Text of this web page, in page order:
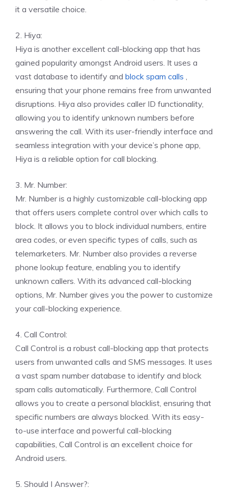
it a versatile choice.
2. Hiya:
Hiya is another excellent call-blocking app that has
gained popularity amongst Android users. It uses a
vast database to identify and block spam calls
ensuring that your phone remains free from unwanted
disruptions. Hiya also provides caller ID functionality,
allowing you to identify unknown numbers before
answering the call. With its user-friendly interface and
seamless integration with your device’s phone app,
Hiya is a reliable option for call blocking.
3. Mr. Number:
Mr. Number is a highly customizable call-blocking app
that offers users complete control over which calls to
block. It allows you to block individual numbers, entire
area codes, or even specific types of calls, such as
telemarketers. Mr. Number also provides a reverse
phone lookup feature, enabling you to identify
unknown callers. With its advanced call-blocking
options, Mr. Number gives you the power to customize
your call-blocking experience.
4. Call Control:
Call Control is a robust call-blocking app that protects
users from unwanted calls and SMS messages. It uses
a vast spam number database to identify and block
spam calls automatically. Furthermore, Call Control
allows you to create a personal blacklist, ensuring that
specific numbers are always blocked. With its easy-
to-use interface and powerful call-blocking
capabilities, Call Control is an excellent choice for
Android users.
5. Should I Answer?: